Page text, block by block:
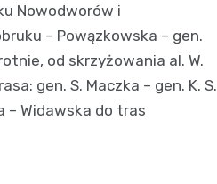
Nowodworów i
– Powązkowska – gen.
od skrzyżowania al. W.
gen. S. Maczka – gen. K. S.
– Widawska do tras